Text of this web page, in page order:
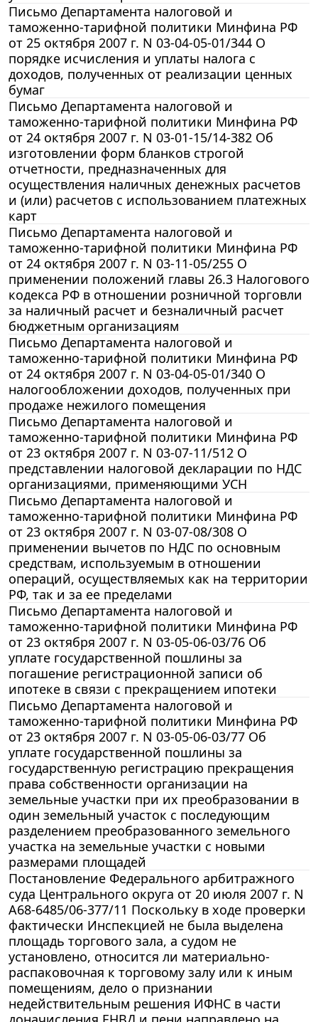
Письмо Департамента налоговой и
таможенно-тарифной политики Минфина РФ
от 25 октября 2007 г. N 03-04-05-01/344 О
порядке исчисления и уплаты налога с
доходов, полученных от реализации ценных
бумаг
Письмо Департамента налоговой и
таможенно-тарифной политики Минфина РФ
от 24 октября 2007 г. N 03-01-15/14-382 Об
изготовлении форм бланков строгой
отчетности, предназначенных для
осуществления наличных денежных расчетов
и (или) расчетов с использованием платежных
карт
Письмо Департамента налоговой и
таможенно-тарифной политики Минфина РФ
от 24 октября 2007 г. N 03-11-05/255 О
применении положений главы 26.3 Налогового
кодекса РФ в отношении розничной торговли
за наличный расчет и безналичный расчет
бюджетным организациям
Письмо Департамента налоговой и
таможенно-тарифной политики Минфина РФ
от 24 октября 2007 г. N 03-04-05-01/340 О
налогообложении доходов, полученных при
продаже нежилого помещения
Письмо Департамента налоговой и
таможенно-тарифной политики Минфина РФ
от 23 октября 2007 г. N 03-07-11/512 О
представлении налоговой декларации по НДС
организациями, применяющими УСН
Письмо Департамента налоговой и
таможенно-тарифной политики Минфина РФ
от 23 октября 2007 г. N 03-07-08/308 О
применении вычетов по НДС по основным
средствам, используемым в отношении
операций, осуществляемых как на территории
РФ, так и за ее пределами
Письмо Департамента налоговой и
таможенно-тарифной политики Минфина РФ
от 23 октября 2007 г. N 03-05-06-03/76 Об
уплате государственной пошлины за
погашение регистрационной записи об
ипотеке в связи с прекращением ипотеки
Письмо Департамента налоговой и
таможенно-тарифной политики Минфина РФ
от 23 октября 2007 г. N 03-05-06-03/77 Об
уплате государственной пошлины за
государственную регистрацию прекращения
права собственности организации на
земельные участки при их преобразовании в
один земельный участок с последующим
разделением преобразованного земельного
участка на земельные участки с новыми
размерами площадей
Постановление Федерального арбитражного
суда Центрального округа от 20 июля 2007 г. N
А68-6485/06-377/11 Поскольку в ходе проверки
фактически Инспекцией не была выделена
площадь торгового зала, а судом не
установлено, относится ли материально-
распаковочная к торговому залу или к иным
помещениям, дело о признании
недействительным решения ИФНС в части